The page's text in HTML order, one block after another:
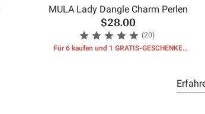
MULA Lady Dangle Charm Perlen
$28.00
(20)
Für 6 kaufen und 1 GRATIS-GESCHENKE